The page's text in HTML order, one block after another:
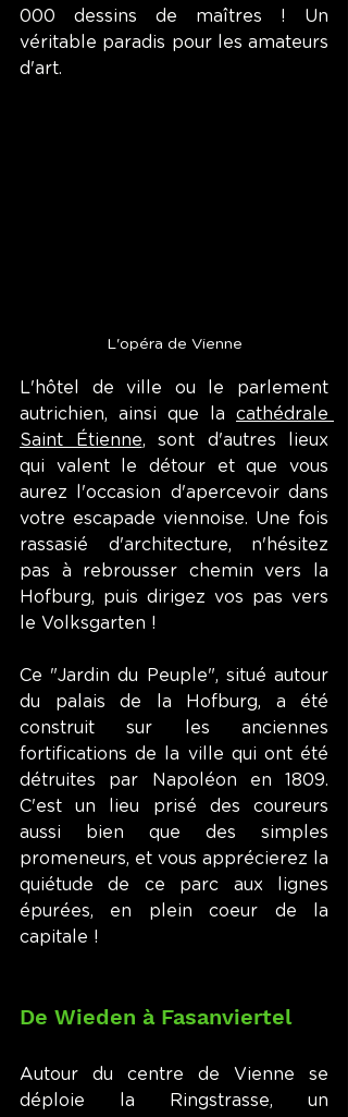
000 dessins de maîtres ! Un
véritable paradis pour les amateurs
d'art.
L'opéra de Vienne
L'hôtel de ville ou le parlement
autrichien, ainsi que la cathédrale
Saint Étienne, sont d'autres lieux
qui valent le détour et que vous
aurez l'occasion d'apercevoir dans
votre escapade viennoise. Une fois
rassasié d'architecture, n'hésitez
pas à rebrousser chemin vers la
Hofburg, puis dirigez vos pas vers
le Volksgarten !
Ce "Jardin du Peuple", situé autour
du palais de la Hofburg, a été
construit sur les anciennes
fortifications de la ville qui ont été
détruites par Napoléon en 1809.
C'est un lieu prisé des coureurs
aussi bien que des simples
promeneurs, et vous apprécierez la
quiétude de ce parc aux lignes
épurées, en plein coeur de la
capitale !
De Wieden à Fasanviertel
Autour du centre de Vienne se
déploie la Ringstrasse, un